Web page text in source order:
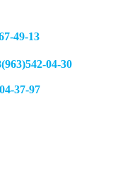
8(909)067-49-
04-30
37-97